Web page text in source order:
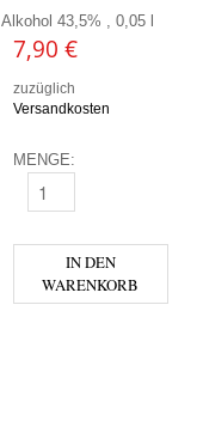
Alkohol 43,5% , 0,05 l
7,90 €
zuzüglich
Versandkosten
MENGE:
AEIJST MINI MENGE
IN DEN
WARENKORB